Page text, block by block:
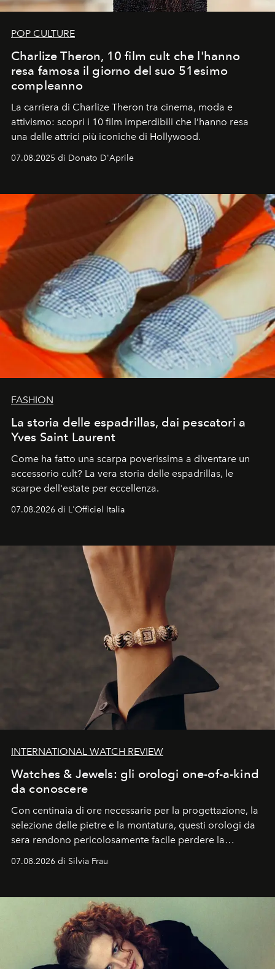
POP CULTURE
Charlize Theron, 10 film cult che l'hanno
resa famosa il giorno del suo 51esimo
compleanno
La carriera di Charlize Theron tra cinema, moda e
attivismo: scopri i 10 film imperdibili che l’hanno resa
una delle attrici più iconiche di Hollywood.
07.08.2025 di Donato D'Aprile
FASHION
La storia delle espadrillas, dai pescatori a
Yves Saint Laurent
Come ha fatto una scarpa poverissima a diventare un
accessorio cult? La vera storia delle espadrillas, le
scarpe dell'estate per eccellenza.
07.08.2026 di L'Officiel Italia
INTERNATIONAL WATCH REVIEW
Watches & Jewels: gli orologi one-of-a-kind
da conoscere
Con centinaia di ore necessarie per la progettazione, la
selezione delle pietre e la montatura, questi orologi da
sera rendono pericolosamente facile perdere la
07.08.2026 di Silvia Frau